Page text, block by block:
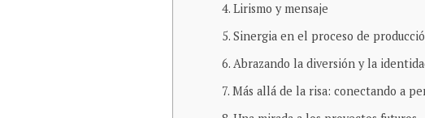
Lirismo y mensaje
Sinergia en el proceso de
Abrazando la diversión y la
Más allá de la risa: conectando a